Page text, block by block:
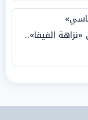
الفيفا»..